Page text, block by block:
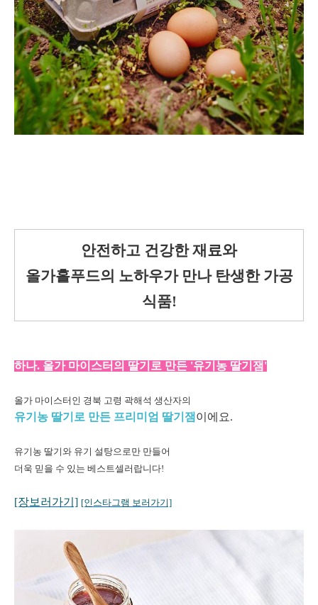
안전하고 건강한 재료와
올가홀푸드의 노하우가 만나 탄생한 가공
식품!
하나. 올가 마이스터의 딸기로 만든 '유기농 딸기잼'
올가 마이스터인 경북 고령 곽해석 생산자의
유기농 딸기로 만든 프리미엄 딸기잼 이에요.
유기농 딸기와 유기 설탕으로만 만들어
더욱 믿을 수 있는 베스트셀러랍니다!
[장보러가기] [인스타그램 보러가기]